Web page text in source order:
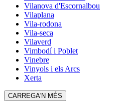
Vilanova d'Escornalbou
Vilaplana
Vila-rodona
Vila-seca
Vilaverd
Vimbodí i Poblet
Vinebre
Vinyols i els Arcs
Xerta
CARREGA'N MÉS